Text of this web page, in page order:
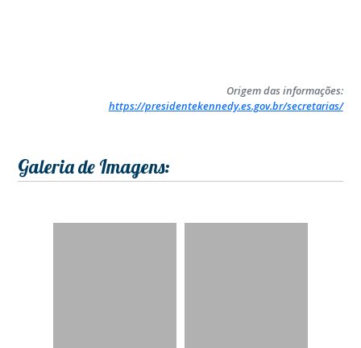
Origem das informações:
https://presidentekennedy.es.gov.br/secretarias/
Galeria de Imagens: